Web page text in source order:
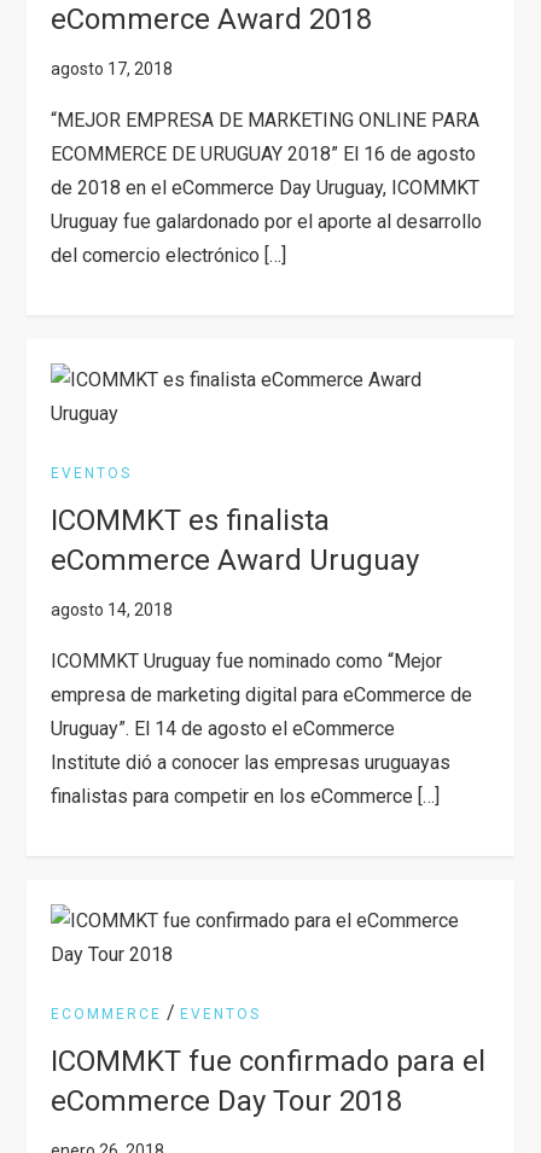
eCommerce Award 2018
“MEJOR EMPRESA DE MARKETING ONLINE PARA
ECOMMERCE DE URUGUAY 2018” El 16 de agosto
de 2018 en el eCommerce Day Uruguay, ICOMMKT
Uruguay fue galardonado por el aporte al desarrollo
del comercio electrónico […]
EVENTOS
ICOMMKT es finalista
eCommerce Award Uruguay
ICOMMKT Uruguay fue nominado como “Mejor
empresa de marketing digital para eCommerce de
Uruguay”. El 14 de agosto el eCommerce
Institute dió a conocer las empresas uruguayas
finalistas para competir en los eCommerce […]
ECOMMERCE / EVENTOS
ICOMMKT fue confirmado para el
eCommerce Day Tour 2018